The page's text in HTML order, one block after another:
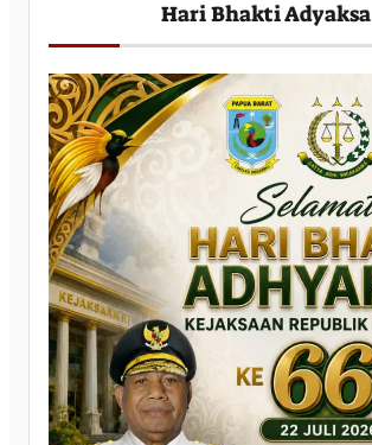
Hari Bhakti Adyaksa